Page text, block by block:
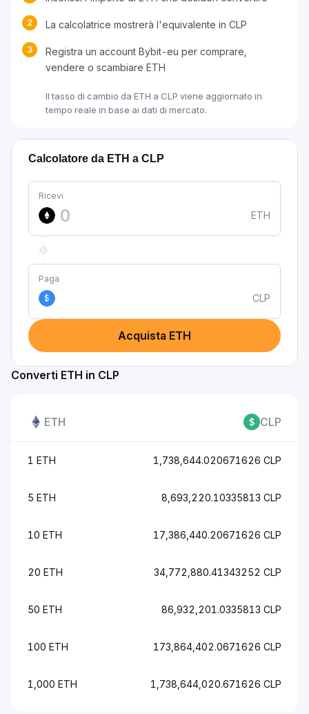
2 La calcolatrice mostrerà l'equivalente in CLP
3
Registra un account Bybit-eu per comprare,
vendere o scambiare ETH
Il tasso di cambio da ETH a CLP viene aggiornato in
tempo reale in base ai dati di mercato.
Calcolatore da ETH a CLP
Ricevi
ETH
Paga
$
CLP
Acquista ETH
Converti ETH in CLP
ETH CLP
1 ETH 1,738,644.020671626 CLP
5 ETH 8,693,220.10335813 CLP
10 ETH 17,386,440.20671626 CLP
20 ETH 34,772,880.41343252 CLP
50 ETH 86,932,201.0335813 CLP
100 ETH 173,864,402.0671626 CLP
1,000 ETH 1,738,644,020.671626 CLP